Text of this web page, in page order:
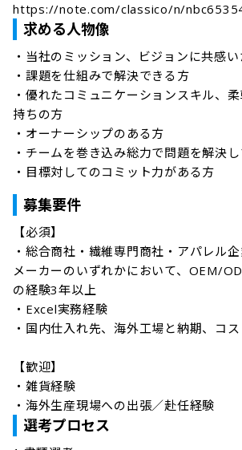
https://note.com/classico/n/
求める人物像
・当社のミッション、ビジョンに共感
・課題を仕組みで解決できる方
・優れたコミュニケーションスキル、
持ちの方
・オーナーシップのある方
・チームを巻き込み総力で問題を解決
・目標対してのコミット力がある方
募集要件
【必須】
・総合商社・繊維専門商社・アパレル
メーカーのいずれかにおいて、OEM/
の経験3年以上
・Excel実務経験
・国内仕入れ先、海外工場と納期、コ
【歓迎】
・雑貨経験
・海外生産現場への出張／赴任経験
選考プロセス